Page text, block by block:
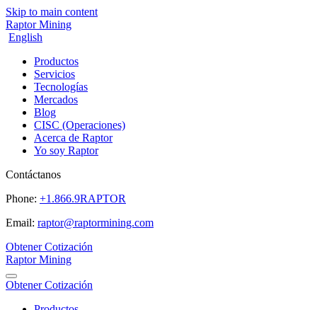
Skip to main content
Raptor Mining
English
Productos
Servicios
Tecnologías
Mercados
Blog
CISC (Operaciones)
Acerca de Raptor
Yo soy Raptor
Contáctanos
Phone: +1.866.9RAPTOR
Email: raptor@raptormining.com
Obtener Cotización
Raptor Mining
Obtener Cotización